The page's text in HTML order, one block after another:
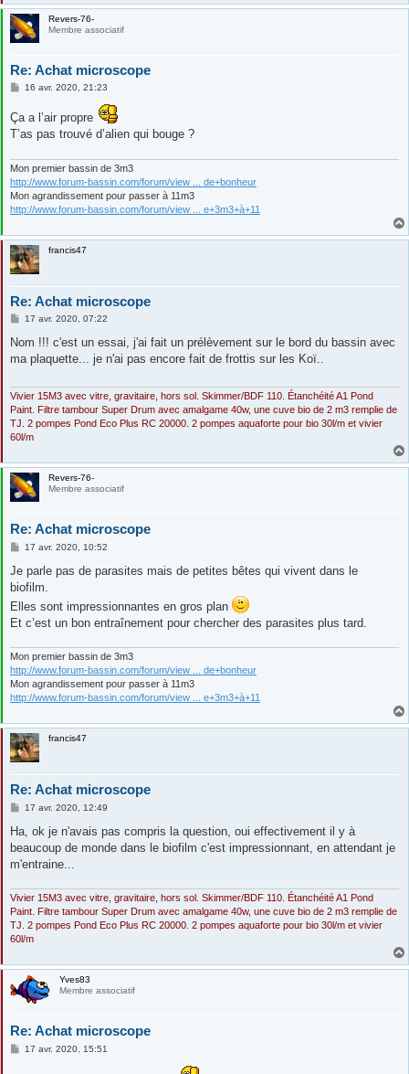
Revers-76-
Membre associatif
Re: Achat microscope
M
s
a
g
16 avr. 2020, 21:23
Ça a l’air propre
T’as pas trouvé d’alien qui bouge ?
Mon premier bassin de 3m3
http://www.forum-bassin.com/forum/view ... de+bonheur
Mon agrandissement pour passer à 11m3
http://www.forum-bassin.com/forum/view ... e+3m3+à+11
francis47
Re: Achat microscope
M
s
a
17 avr. 2020, 07:22
Nom !!! c'est un essai, j'ai fait un prélèvement sur le bord du bassin avec
ma plaquette... je n'ai pas encore fait de frottis sur les Koï..
Vivier 15M3 avec vitre, gravitaire, hors sol. Skimmer/BDF 110. Étanchéité A1 Pond
Paint. Filtre tambour Super Drum avec amalgame 40w, une cuve bio de 2 m3 remplie de
TJ. 2 pompes Pond Eco Plus RC 20000. 2 pompes aquaforte pour bio 30l/m et vivier
60l/m
Revers-76-
Membre associatif
Re: Achat microscope
M
s
a
g
e
17 avr. 2020, 10:52
Je parle pas de parasites mais de petites bêtes qui vivent dans le
biofilm.
Elles sont impressionnantes en gros plan
Et c’est un bon entraînement pour chercher des parasites plus tard.
Mon premier bassin de 3m3
http://www.forum-bassin.com/forum/view ... de+bonheur
Mon agrandissement pour passer à 11m3
http://www.forum-bassin.com/forum/view ... e+3m3+à+11
francis47
Re: Achat microscope
M
s
a
g
17 avr. 2020, 12:49
Ha, ok je n'avais pas compris la question, oui effectivement il y à
beaucoup de monde dans le biofilm c'est impressionnant, en attendant je
m'entraine...
Vivier 15M3 avec vitre, gravitaire, hors sol. Skimmer/BDF 110. Étanchéité A1 Pond
Paint. Filtre tambour Super Drum avec amalgame 40w, une cuve bio de 2 m3 remplie de
TJ. 2 pompes Pond Eco Plus RC 20000. 2 pompes aquaforte pour bio 30l/m et vivier
60l/m
Yves83
Membre associatif
Re: Achat microscope
M17 avr. 2020, 15:51